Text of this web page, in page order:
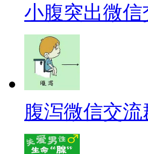
小腹突出微信
腹泻微信交流